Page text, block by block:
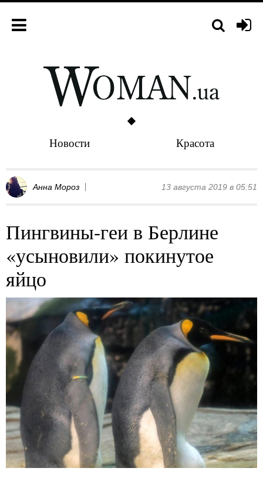
Новости Красота
Анна Мороз 13 августа 2019 в 05:51
Пингвины-геи в Берлине
«усыновили» покинутое
яйцо